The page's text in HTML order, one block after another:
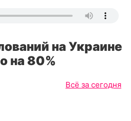
на Украине
на 80%
Всё за сегодня